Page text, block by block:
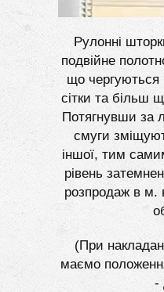
Рулонні
подвійне
що чергуються
сітки та більш
Потягнувши за
смуги
іншої, тим
рівень
розпродаж в м.
(При
маємо
-